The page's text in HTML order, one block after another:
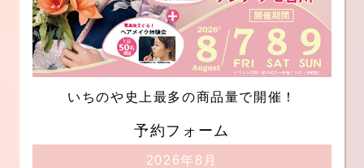
いちのや史上最多の商品量で開催！
予約フォーム
2026年8月